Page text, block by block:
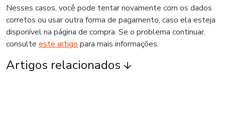
Nesses casos, você pode tentar novamente com os dados
corretos ou usar outra forma de pagamento, caso ela esteja
disponível na página de compra. Se o problema continuar,
consulte este artigo para mais informações.
Artigos relacionados